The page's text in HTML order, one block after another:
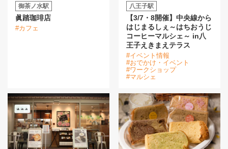
御茶ノ水駅
眞踏珈琲店
#カフェ
八王子駅
【3/7・8開催】中央線から
はじまるしぇ～はちおうじ
コーヒーマルシェ～ in八
王子えきまえテラス
#イベント情報
#おでかけ・イベント
#ワークショップ
#マルシェ